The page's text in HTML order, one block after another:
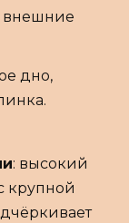
внешние
дно,
: высокий
крупной